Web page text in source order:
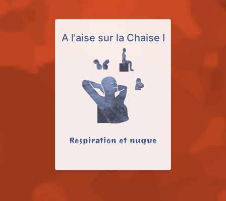
A l'aise sur la Chaise I
Respiration et nuque